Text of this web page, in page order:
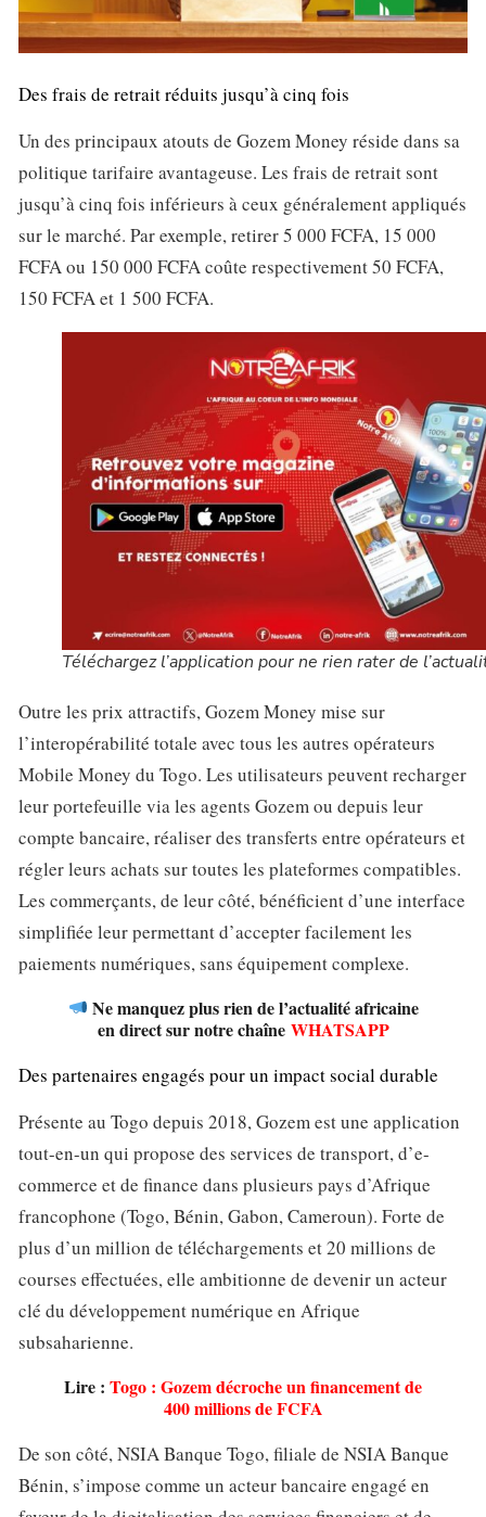
Des frais de retrait réduits jusqu’à cinq fois
Un des principaux atouts de Gozem Money réside dans sa
politique tarifaire avantageuse. Les frais de retrait sont
jusqu’à cinq fois inférieurs à ceux généralement appliqués
sur le marché. Par exemple, retirer 5 000 FCFA, 15 000
FCFA ou 150 000 FCFA coûte respectivement 50 FCFA,
150 FCFA et 1 500 FCFA.
Téléchargez l’application pour ne rien rater de
Outre les prix attractifs, Gozem Money mise sur
l’interopérabilité totale avec tous les autres opérateurs
Mobile Money du Togo. Les utilisateurs peuvent recharger
leur portefeuille via les agents Gozem ou depuis leur
compte bancaire, réaliser des transferts entre opérateurs et
régler leurs achats sur toutes les plateformes compatibles.
Les commerçants, de leur côté, bénéficient d’une interface
simplifiée leur permettant d’accepter facilement les
paiements numériques, sans équipement complexe.
Ne manquez plus rien de l’actualité africaine
en direct sur notre chaîne WHATSAPP
Des partenaires engagés pour un impact social durable
Présente au Togo depuis 2018, Gozem est une application
tout-en-un qui propose des services de transport, d’e-
commerce et de finance dans plusieurs pays d’Afrique
francophone (Togo, Bénin, Gabon, Cameroun). Forte de
plus d’un million de téléchargements et 20 millions de
courses effectuées, elle ambitionne de devenir un acteur
clé du développement numérique en Afrique
subsaharienne.
Lire : Togo : Gozem décroche un financement de
400 millions de FCFA
De son côté, NSIA Banque Togo, filiale de NSIA Banque
Bénin, s’impose comme un acteur bancaire engagé en